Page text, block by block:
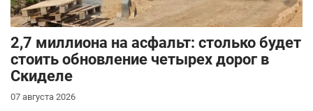
2,7 миллиона на асфальт: столько будет
стоить обновление четырех дорог в
Скиделе
07 августа 2026